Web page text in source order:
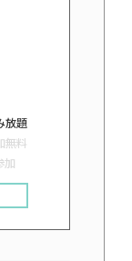
放題
無料
加